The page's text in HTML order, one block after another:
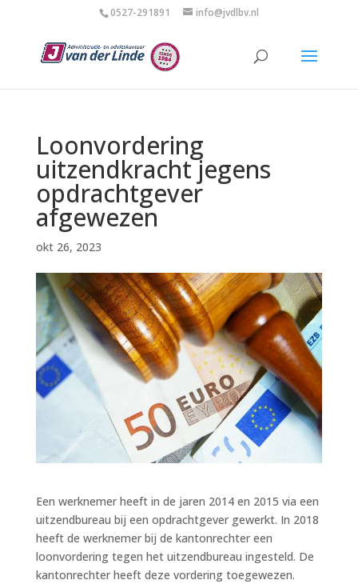
0527-291891 info@jvdlbv.nl
Loonvordering
uitzendkracht jegens
opdrachtgever
afgewezen
okt 26, 2023
Een werknemer heeft in de jaren 2014 en 2015 via een
uitzendbureau bij een opdrachtgever gewerkt. In 2018
heeft de werknemer bij de kantonrechter een
loonvordering tegen het uitzendbureau ingesteld. De
kantonrechter heeft deze vordering toegewezen.